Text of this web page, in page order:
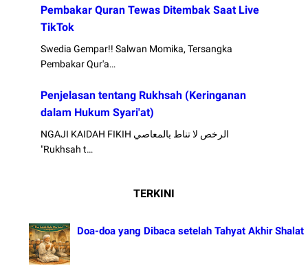
Pembakar Quran Tewas Ditembak Saat Live
TikTok
Swedia Gempar!! Salwan Momika, Tersangka
Pembakar Qur'a…
Penjelasan tentang Rukhsah (Keringanan
dalam Hukum Syari'at)
NGAJI KAIDAH FIKIH الرخص لا تناط بالمعاصي
"Rukhsah t…
TERKINI
Doa-doa yang Dibaca setelah Tahyat Akhir Shalat